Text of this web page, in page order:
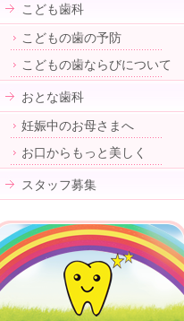
こども歯科
こどもの歯の予防
こどもの歯ならびについて
おとな歯科
妊娠中のお母さまへ
お口からもっと美しく
スタッフ募集